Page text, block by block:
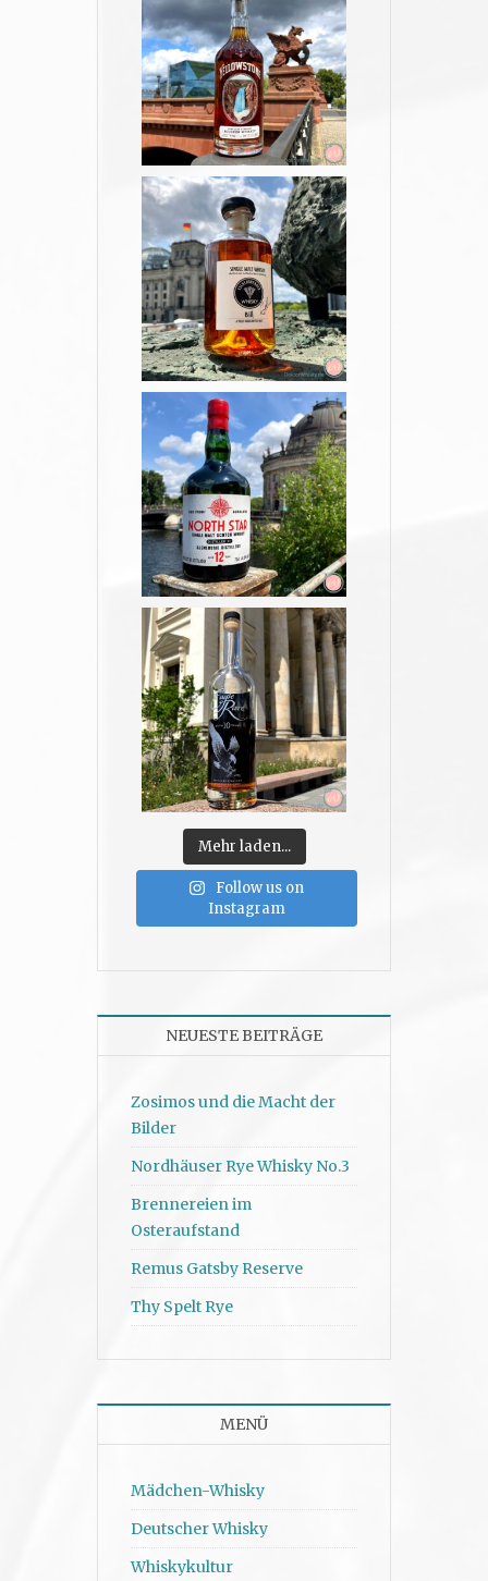
Mehr laden...
Follow us on
Instagram
NEUESTE BEITRÄGE
Zosimos und die Macht der
Bilder
Nordhäuser Rye Whisky No.3
Brennereien im
Osteraufstand
Remus Gatsby Reserve
Thy Spelt Rye
MENÜ
Mädchen-Whisky
Deutscher Whisky
Whiskykultur